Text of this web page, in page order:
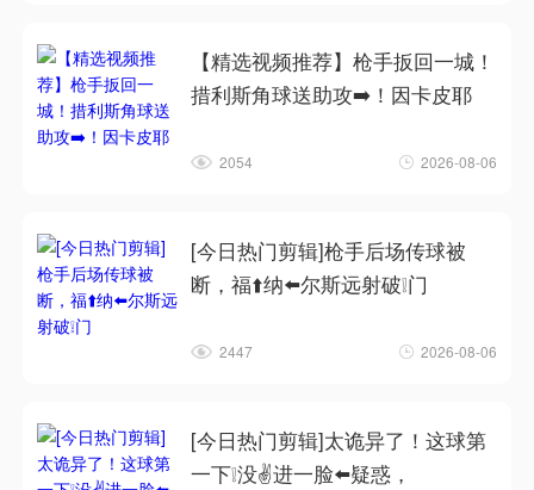
【精选视频推荐】枪手扳回一城！
措利斯角球送助攻➡️！因卡皮耶
2054 2026-08-06
[今日热门剪辑]枪手后场传球被
断，福⬆️纳⬅️尔斯远射破❕门
2447 2026-08-06
[今日热门剪辑]太诡异了！这球第
一下❕没✌️进一脸⬅️疑惑，